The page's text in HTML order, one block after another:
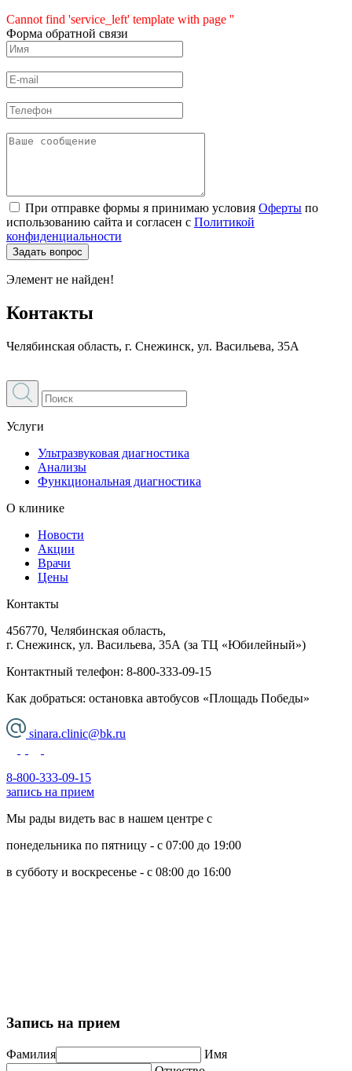
Cannot find 'service_left' template with page ''
Форма обратной связи
При отправке формы я принимаю условия Оферты по
использованию сайта и согласен с Политикой
конфиденциальности
Элемент не найден!
Контакты
Челябинская область, г. Снежинск, ул. Васильева, 35А
Услуги
Ультразвуковая диагностика
Анализы
Функциональная диагностика
О клинике
Новости
Акции
Врачи
Цены
Контакты
456770, Челябинская область,
г. Снежинск, ул. Васильева, 35А (за ТЦ «Юбилейный»)
Контактный телефон: 8-800-333-09-15
Как добраться: остановка автобусов «Площадь Победы»
sinara.clinic@bk.ru
8-800-333-09-15
запись на прием
Мы рады видеть вас в нашем центре с
понедельника по пятницу - с 07:00 до 19:00
в субботу и воскресенье - с 08:00 до 16:00
Запись на прием
Фамилия
Имя